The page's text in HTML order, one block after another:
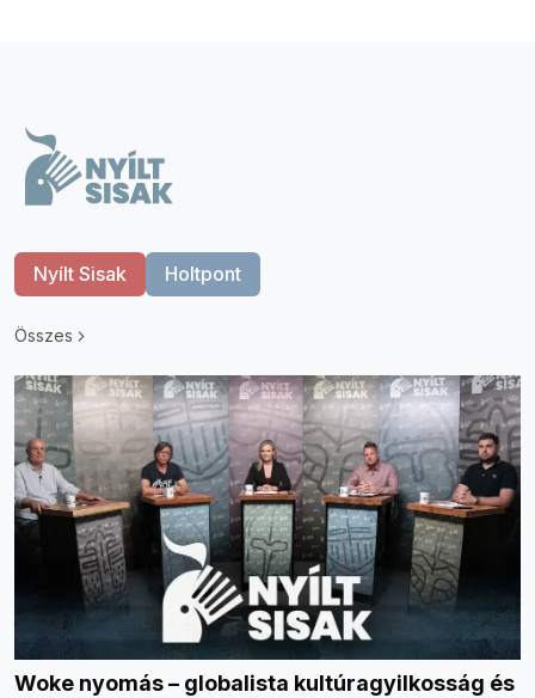
Nyílt Sisak Holtpont
Összes
Woke nyomás – globalista kultúragyilkosság és